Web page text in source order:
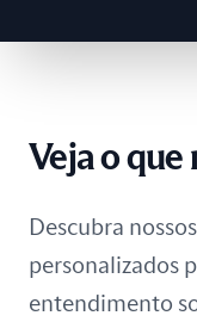
Ucrânia
África do Sul
Veja o que
Descubra
personalizados
entendimento